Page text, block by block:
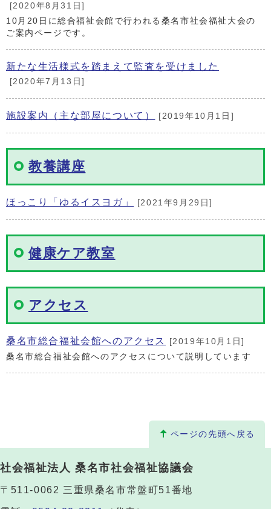
[2020年8月31日]
10月20日に総合福祉会館で行われる桑名市社会福祉大会の
ご案内ページです。
新たな生活様式を踏まえて監査を受けました
[2020年7月13日]
施設案内（主な部屋について） [2019年10月1日]
教養講座
ほっこり「ゆるイスヨガ」 [2021年9月29日]
健康ケア教室
アクセス
桑名市総合福祉会館へのアクセス
[2019年10月1日]
桑名市総合福祉会館へのアクセスについて説明しています
ページの先頭へ戻る
社会福祉法人 桑名市社会福祉協議会
〒511-0062 三重県桑名市常盤町51番地